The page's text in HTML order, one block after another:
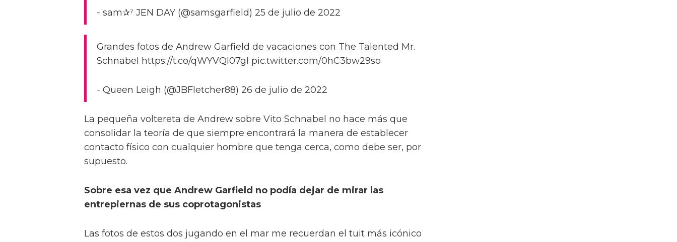
- sam✰⁷ JEN DAY (@samsgarfield) 25 de julio de 2022
Grandes fotos de Andrew Garfield de vacaciones con The Talented Mr.
Schnabel https://t.co/qWYVQI07gI pic.twitter.com/0hC3bw29so
- Queen Leigh (@JBFletcher88) 26 de julio de 2022
La pequeña voltereta de Andrew sobre Vito Schnabel no hace más que
consolidar la teoría de que siempre encontrará la manera de establecer
contacto físico con cualquier hombre que tenga cerca, como debe ser, por
supuesto.
Sobre esa vez que Andrew Garfield no podía dejar de mirar las
entrepiernas de sus coprotagonistas
Las fotos de estos dos jugando en el mar me recuerdan el tuit más icónico